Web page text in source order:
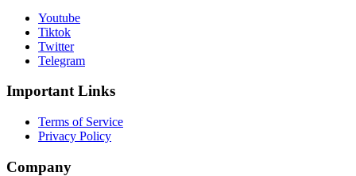
Youtube
Tiktok
Twitter
Telegram
Important Links
Terms of Service
Privacy Policy
Company